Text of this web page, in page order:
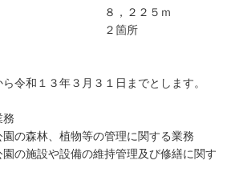
，２２５ｍ
２箇所
和１３年３月３１日までとします。
園の森林、植物等の管理に関する業務
園の施設や設備の維持管理及び修繕に関す